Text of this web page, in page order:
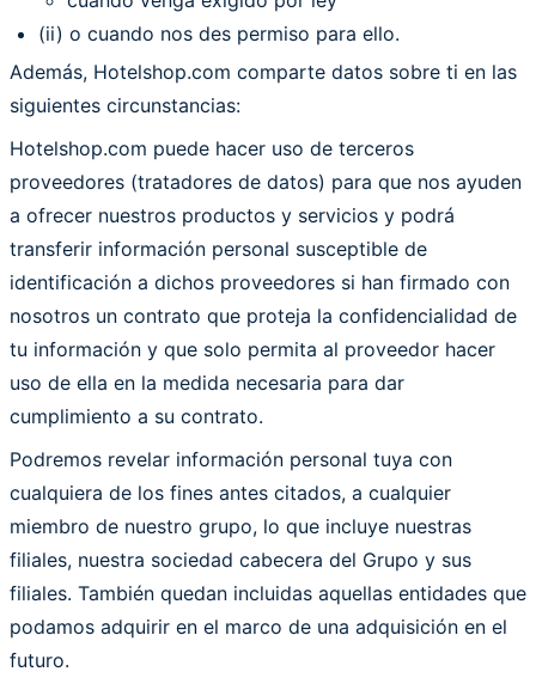
(ii) o cuando nos des permiso para ello.
Además, Hotelshop.com comparte datos sobre ti en las
siguientes circunstancias:
Hotelshop.com puede hacer uso de terceros
proveedores (tratadores de datos) para que nos ayuden
a ofrecer nuestros productos y servicios y podrá
transferir información personal susceptible de
identificación a dichos proveedores si han firmado con
nosotros un contrato que proteja la confidencialidad de
tu información y que solo permita al proveedor hacer
uso de ella en la medida necesaria para dar
cumplimiento a su contrato.
Podremos revelar información personal tuya con
cualquiera de los fines antes citados, a cualquier
miembro de nuestro grupo, lo que incluye nuestras
filiales, nuestra sociedad cabecera del Grupo y sus
filiales. También quedan incluidas aquellas entidades que
podamos adquirir en el marco de una adquisición en el
futuro.